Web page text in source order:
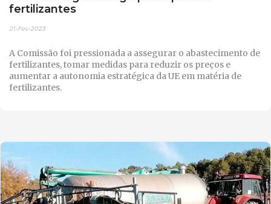
fertilizantes
21-Fev-2023
A Comissão foi pressionada a assegurar o abastecimento de
fertilizantes, tomar medidas para reduzir os preços e
aumentar a autonomia estratégica da UE em matéria de
fertilizantes.